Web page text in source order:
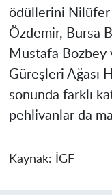
ödüllerini Nilüfer
Özdemir, Bursa
Mustafa Bozbey
Güreşleri Ağası
sonunda farklı
pehlivanlar da
Kaynak: İGF